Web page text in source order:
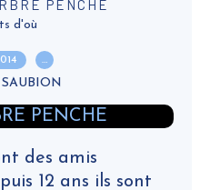
PENCHE
d'où
…
des amis
12 ans ils sont